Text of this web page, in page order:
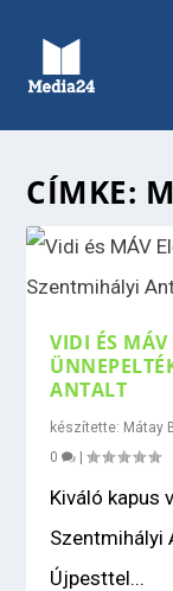
CÍMKE:
VIDI ÉS
ANTALT
készítette: Mátay
0
|
Kiváló kapus
Szentmihályi
Újpesttel...